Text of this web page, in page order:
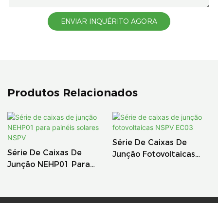
ENVIAR INQUÉRITO AGORA
Produtos Relacionados
Série De Caixas De
Junção NEHP01 Para
Série De Caixas De
Junção Fotovoltaicas